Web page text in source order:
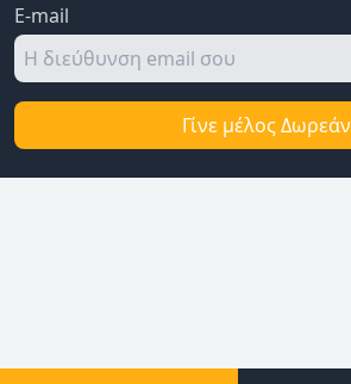
E-mail
Γίνε μέλος Δωρεάν